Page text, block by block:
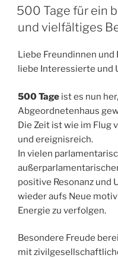
Wohnungspolitik:
jetzt
schnell!“
AM
500 Tage für ein
und vielfältiges
Liebe Freundinnen
liebe Interessierte und
500 Tage ist es nun
Abgeordnetenhaus
Die Zeit ist wie im Flug
und ereignisreich.
In vielen
positive Resonanz und
wieder aufs Neue
Energie zu verfolgen.
Besondere Freude
mit